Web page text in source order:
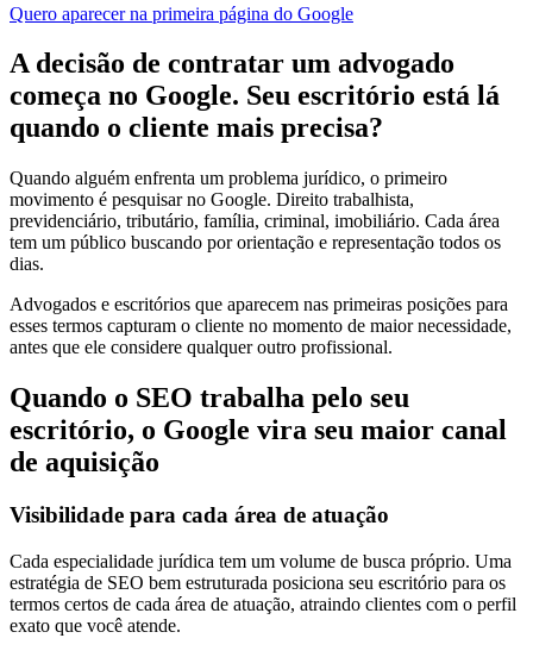
Quero aparecer na primeira página do Google
A decisão de contratar um advogado
começa no Google. Seu escritório está lá
quando o cliente mais precisa?
Quando alguém enfrenta um problema jurídico, o primeiro
movimento é pesquisar no Google. Direito trabalhista,
previdenciário, tributário, família, criminal, imobiliário. Cada área
tem um público buscando por orientação e representação todos os
dias.
Advogados e escritórios que aparecem nas primeiras posições para
esses termos capturam o cliente no momento de maior necessidade,
antes que ele considere qualquer outro profissional.
Quando o SEO trabalha pelo seu
escritório, o Google vira seu maior canal
de aquisição
Visibilidade para cada área de atuação
Cada especialidade jurídica tem um volume de busca próprio. Uma
estratégia de SEO bem estruturada posiciona seu escritório para os
termos certos de cada área de atuação, atraindo clientes com o perfil
exato que você atende.